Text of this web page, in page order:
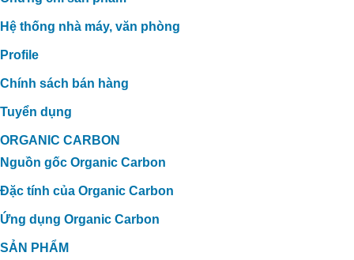
TRONG XỬ LÝ MÙI HÔI TRANG TRẠI
Hệ thống nhà máy, văn phòng
Profile
Chính sách bán hàng
Tuyển dụng
ORGANIC CARBON
Nguồn gốc Organic Carbon
Đặc tính của Organic Carbon
Ứng dụng Organic Carbon
SẢN PHẨM